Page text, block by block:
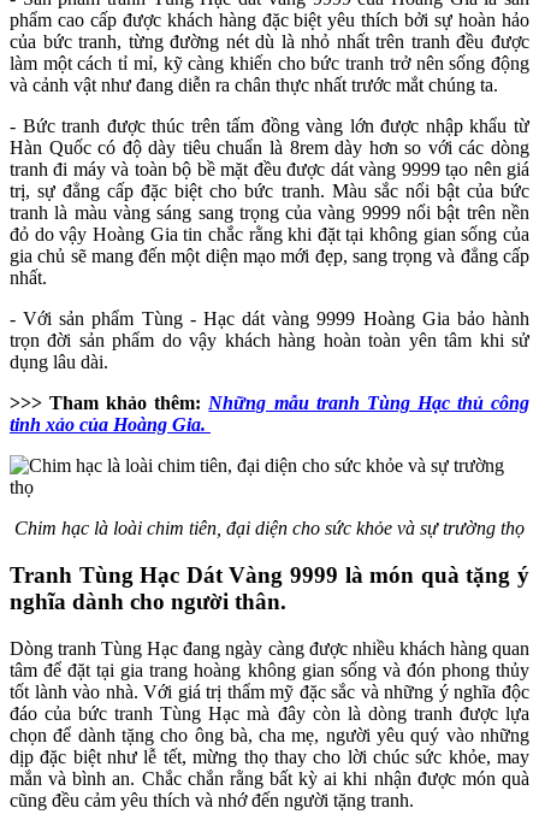
phẩm cao cấp được khách hàng đặc biệt yêu thích bởi sự hoàn hảo
của bức tranh, từng đường nét dù là nhỏ nhất trên tranh đều được
làm một cách tỉ mỉ, kỹ càng khiến cho bức tranh trở nên sống động
và cảnh vật như đang diễn ra chân thực nhất trước mắt chúng ta.
- Bức tranh được thúc trên tấm đồng vàng lớn được nhập khẩu từ
Hàn Quốc có độ dày tiêu chuẩn là 8rem dày hơn so với các dòng
tranh đi máy và toàn bộ bề mặt đều được dát vàng 9999 tạo nên giá
trị, sự đẳng cấp đặc biệt cho bức tranh. Màu sắc nổi bật của bức
tranh là màu vàng sáng sang trọng của vàng 9999 nổi bật trên nền
đỏ do vậy Hoàng Gia tin chắc rằng khi đặt tại không gian sống của
gia chủ sẽ mang đến một diện mạo mới đẹp, sang trọng và đẳng cấp
nhất.
- Với sản phẩm Tùng - Hạc dát vàng 9999 Hoàng Gia bảo hành
trọn đời sản phẩm do vậy khách hàng hoàn toàn yên tâm khi sử
dụng lâu dài.
>>> Tham khảo thêm: Những mẫu tranh Tùng Hạc thủ công
tinh xảo của Hoàng Gia.
Chim hạc là loài chim tiên, đại diện cho sức khỏe và sự trường thọ
Tranh Tùng Hạc Dát Vàng 9999 là món quà tặng ý
nghĩa dành cho người thân.
Dòng tranh Tùng Hạc đang ngày càng được nhiều khách hàng quan
tâm để đặt tại gia trang hoàng không gian sống và đón phong thủy
tốt lành vào nhà. Với giá trị thẩm mỹ đặc sắc và những ý nghĩa độc
đáo của bức tranh Tùng Hạc mà đây còn là dòng tranh được lựa
chọn để dành tặng cho ông bà, cha mẹ, người yêu quý vào những
dịp đặc biệt như lễ tết, mừng thọ thay cho lời chúc sức khỏe, may
mắn và bình an. Chắc chắn rằng bất kỳ ai khi nhận được món quà
cũng đều cảm yêu thích và nhớ đến người tặng tranh.